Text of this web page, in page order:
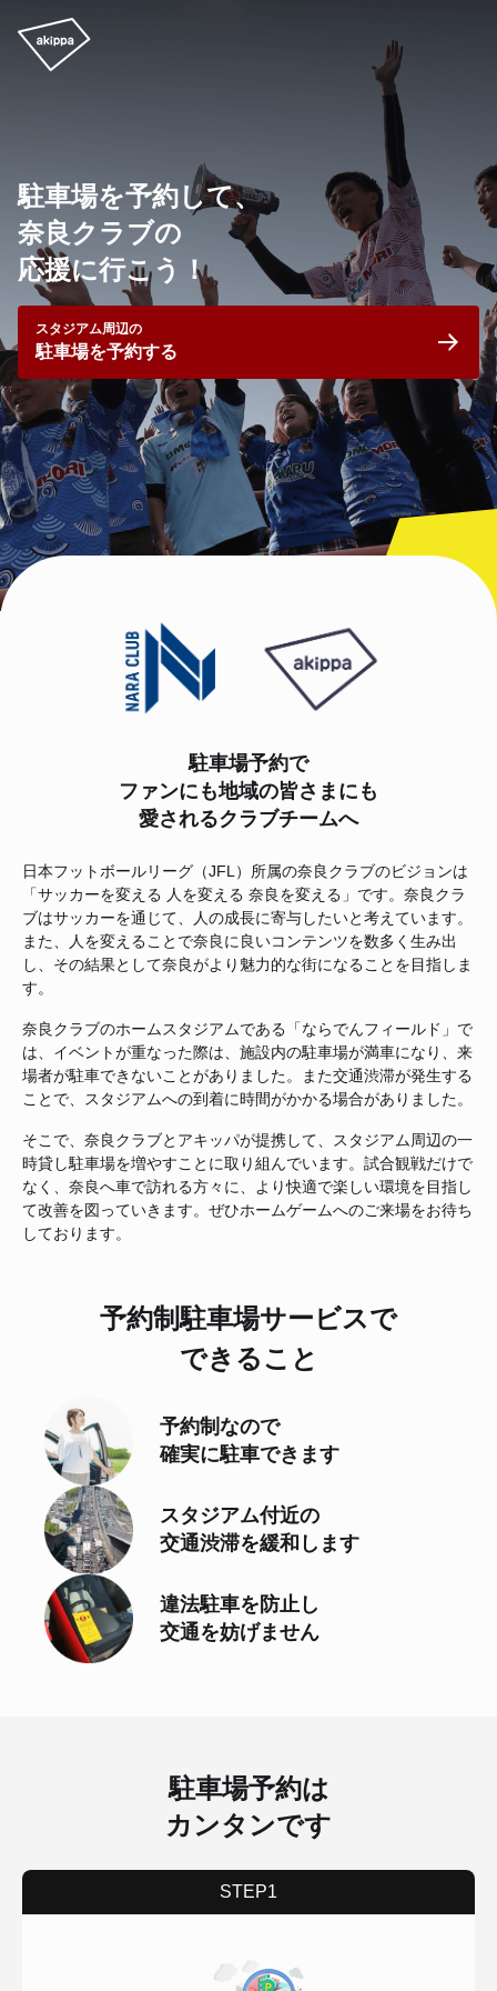
駐車場を予約して、
奈良クラブの
応援に行こう！
スタジアム周辺の
駐車場を予約する
駐車場予約で
ファンにも地域の皆さまにも
愛されるクラブチームへ
日本フットボールリーグ（JFL）所属の奈良クラブのビジョンは
「サッカーを変える 人を変える 奈良を変える」です。奈良クラ
ブはサッカーを通じて、人の成長に寄与したいと考えています。
また、人を変えることで奈良に良いコンテンツを数多く生み出
し、その結果として奈良がより魅力的な街になることを目指しま
す。
奈良クラブのホームスタジアムである「ならでんフィールド」で
は、イベントが重なった際は、施設内の駐車場が満車になり、来
場者が駐車できないことがありました。また交通渋滞が発生する
ことで、スタジアムへの到着に時間がかかる場合がありました。
そこで、奈良クラブとアキッパが提携して、スタジアム周辺の一
時貸し駐車場を増やすことに取り組んでいます。試合観戦だけで
なく、奈良へ車で訪れる方々に、より快適で楽しい環境を目指し
て改善を図っていきます。ぜひホームゲームへのご来場をお待ち
しております。
予約制駐車場サービスで
できること
予約制なので
確実に駐車できます
スタジアム付近の
交通渋滞を緩和します
違法駐車を防止し
交通を妨げません
駐車場予約は
カンタンです
STEP1